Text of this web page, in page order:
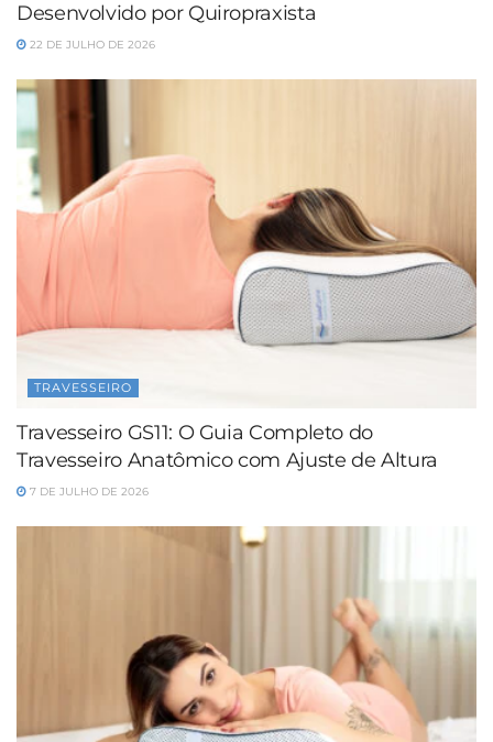
Desenvolvido por Quiropraxista
22 DE JULHO DE 2026
TRAVESSEIRO
Travesseiro GS11: O Guia Completo do
Travesseiro Anatômico com Ajuste de Altura
7 DE JULHO DE 2026